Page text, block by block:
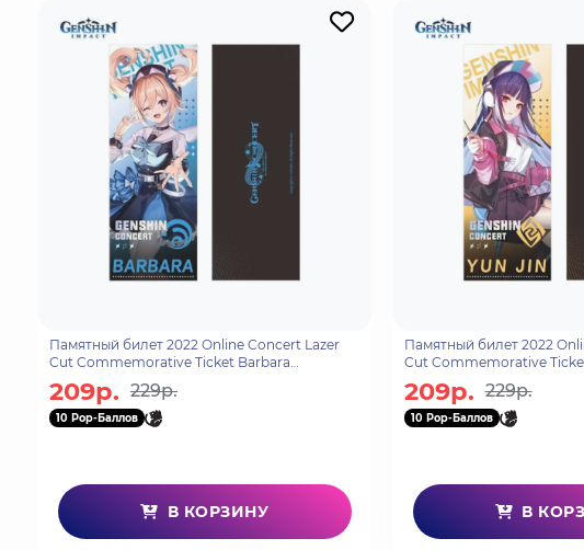
Памятный билет 2022 Online Concert Lazer
Cut Commemorative Ticket Barbara
209р. 229р.
10 Pop-Баллов
В КОРЗИНУ
Памятный билет 2022
Cut Commemorative
209р. 229р.
10 Pop-Баллов
В